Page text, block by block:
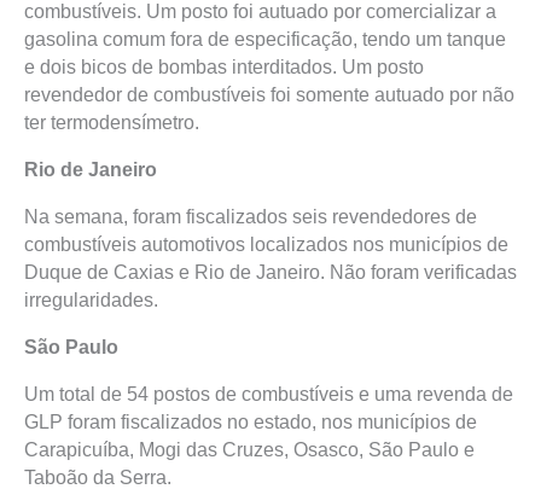
combustíveis. Um posto foi autuado por comercializar a
gasolina comum fora de especificação, tendo um tanque
e dois bicos de bombas interditados. Um posto
revendedor de combustíveis foi somente autuado por não
ter termodensímetro.
Rio de Janeiro
Na semana, foram fiscalizados seis revendedores de
combustíveis automotivos localizados nos municípios de
Duque de Caxias e Rio de Janeiro. Não foram verificadas
irregularidades.
São Paulo
Um total de 54 postos de combustíveis e uma revenda de
GLP foram fiscalizados no estado, nos municípios de
Carapicuíba, Mogi das Cruzes, Osasco, São Paulo e
Taboão da Serra.